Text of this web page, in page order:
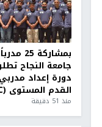
بمشاركة 25
جامعة النجاح
دورة إعداد
القدم المستوى (C)
منذ 51 دقيقة